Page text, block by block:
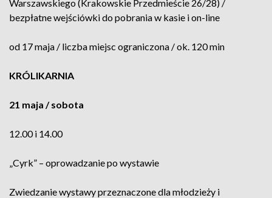
Warszawskiego (Krakowskie Przedmieście 26/28) /
bezpłatne wejściówki do pobrania w kasie i on-line
od 17 maja / liczba miejsc ograniczona / ok. 120 min
KRÓLIKARNIA
21 maja / sobota
12.00 i 14.00
„Cyrk” – oprowadzanie po wystawie
Zwiedzanie wystawy przeznaczone dla młodzieży i